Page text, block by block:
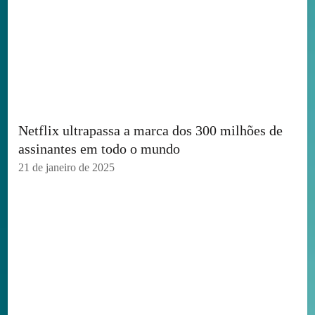
Netflix ultrapassa a marca dos 300 milhões de
assinantes em todo o mundo
21 de janeiro de 2025